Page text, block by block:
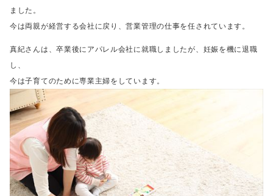
ました。
今は両親が経営する会社に戻り、営業管理の仕事を任されています。
真紀さんは、卒業後にアパレル会社に就職しましたが、妊娠を機に退職
し、
今は子育てのために専業主婦をしています。